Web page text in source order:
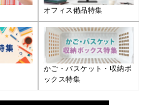
オフィス備品特集
かご・バスケット・収納ボ
ックス特集